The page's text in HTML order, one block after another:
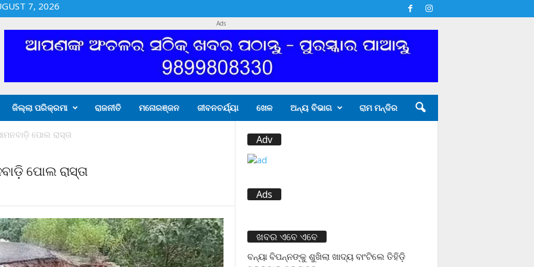
7, 2026
Ads
ଜିଲ୍ଲା ପରିକ୍ରମା ରାଜନୀତି ମନୋରଞ୍ଜନ ଜୀବନଚର୍ଯ୍ୟା ଖେଳ ଅନ୍ୟ ବିଭାଗ ରାମ ମନ୍ଦିର
ପୋଲ ରାସ୍ତା
ପୋଲ ରାସ୍ତା
Adv
Ads
ଖବର ଏବେ ଏବେ
ବନ୍ୟା ବିପନ୍ନଙ୍କୁ ଶୁଖିଲା ଖାଦ୍ୟ ବାଂଟିଲେ ତିହିଡି଼